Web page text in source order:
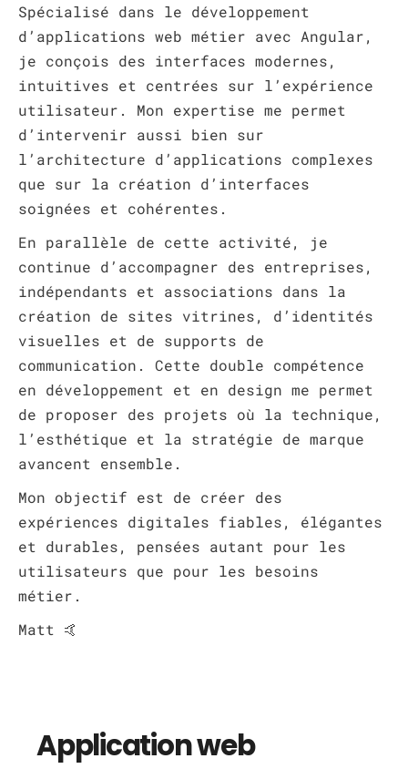
Spécialisé dans le développement
d’applications web métier avec Angular,
je conçois des interfaces modernes,
intuitives et centrées sur l’expérience
utilisateur. Mon expertise me permet
d’intervenir aussi bien sur
l’architecture d’applications complexes
que sur la création d’interfaces
soignées et cohérentes.
En parallèle de cette activité, je
continue d’accompagner des entreprises,
indépendants et associations dans la
création de sites vitrines, d’identités
visuelles et de supports de
communication. Cette double compétence
en développement et en design me permet
de proposer des projets où la technique,
l’esthétique et la stratégie de marque
avancent ensemble.
Mon objectif est de créer des
expériences digitales fiables, élégantes
et durables, pensées autant pour les
utilisateurs que pour les besoins
métier.
Matt 🤙
Application web